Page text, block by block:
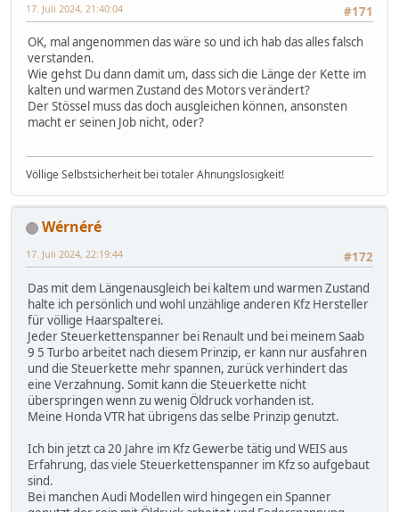
#171
17. Juli 2024, 21:40:04
OK, mal angenommen das wäre so und ich hab das alles falsch
verstanden.
Wie gehst Du dann damit um, dass sich die Länge der Kette im
kalten und warmen Zustand des Motors verändert?
Der Stössel muss das doch ausgleichen können, ansonsten
macht er seinen Job nicht, oder?
Völlige Selbstsicherheit bei totaler Ahnungslosigkeit!
Wérnéré
#172
17. Juli 2024, 22:19:44
Das mit dem Längenausgleich bei kaltem und warmen Zustand
halte ich persönlich und wohl unzählige anderen Kfz Hersteller
für völlige Haarspalterei.
Jeder Steuerkettenspanner bei Renault und bei meinem Saab
9 5 Turbo arbeitet nach diesem Prinzip, er kann nur ausfahren
und die Steuerkette mehr spannen, zurück verhindert das
eine Verzahnung. Somit kann die Steuerkette nicht
überspringen wenn zu wenig Öldruck vorhanden ist.
Meine Honda VTR hat übrigens das selbe Prinzip genutzt.
Ich bin jetzt ca 20 Jahre im Kfz Gewerbe tätig und WEIS aus
Erfahrung, das viele Steuerkettenspanner im Kfz so aufgebaut
sind.
Bei manchen Audi Modellen wird hingegen ein Spanner